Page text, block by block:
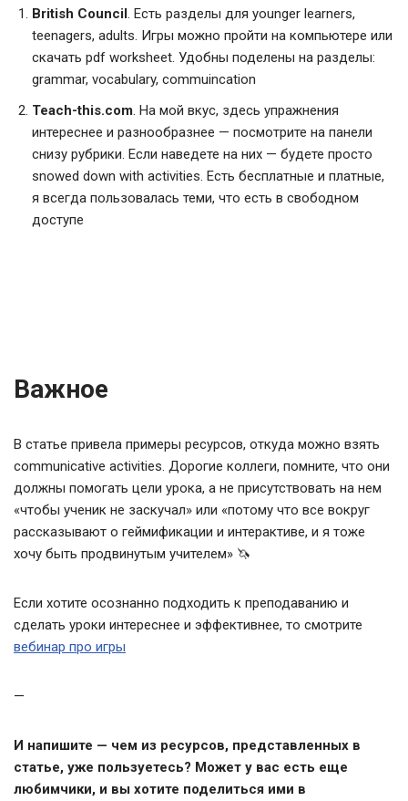
British Council. Есть разделы для younger learners,
teenagers, adults. Игры можно пройти на компьютере или
скачать pdf worksheet. Удобны поделены на разделы:
grammar, vocabulary, commuincation
Teach-this.com. На мой вкус, здесь упражнения
интереснее и разнообразнее — посмотрите на панели
снизу рубрики. Если наведете на них — будете просто
snowed down with activities. Есть бесплатные и платные,
я всегда пользовалась теми, что есть в свободном
доступе
Важное
В статье привела примеры ресурсов, откуда можно взять
communicative activities. Дорогие коллеги, помните, что они
должны помогать цели урока, а не присутствовать на нем
«чтобы ученик не заскучал» или «потому что все вокруг
рассказывают о геймификации и интерактиве, и я тоже
хочу быть продвинутым учителем» 🦄
Если хотите осознанно подходить к преподаванию и
сделать уроки интереснее и эффективнее, то смотрите
вебинар про игры
—
И напишите — чем из ресурсов, представленных в
статье, уже пользуетесь? Может у вас есть еще
любимчики, и вы хотите поделиться ими в